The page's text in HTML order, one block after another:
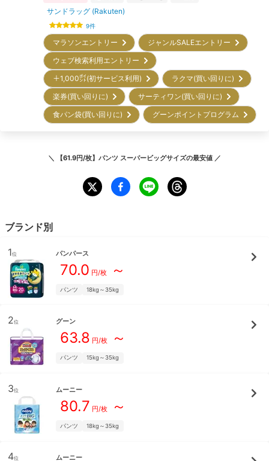
サンドラッグ (Rakuten)
9件
マラソンエントリー
ジャンルSALEエントリー
ウェブ検索利用エントリー
＋1,000㌽(初サービス利用)
ラクマ(買い回りに)
楽券(買い回りに)
サーティワン(買い回りに)
食パン袋(買い回りに)
グーンポイントプログラム
＼ 【61.9円/枚】パンツ スーパービッグサイズの最安値 ／
ブランド別
1位 パンパース
70.0 円/枚～
パンツ 18kg～35kg
2位 グーン
63.8 円/枚～
パンツ 15kg～35kg
3位 ムーニー
80.7 円/枚～
パンツ 18kg～35kg
4位 ムーニー